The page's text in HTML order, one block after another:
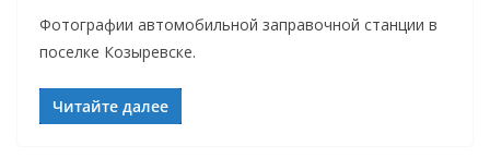
Фотографии автомобильной заправочной станции в
поселке Козыревске.
Читайте далее